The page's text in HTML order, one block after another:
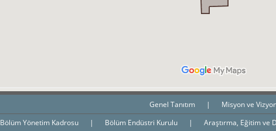
Genel Tanıtım |
Misyon ve
Bölüm Yönetim Kadrosu
| Bölüm Endüstri Kurulu | Araştırma, Eğitim ve